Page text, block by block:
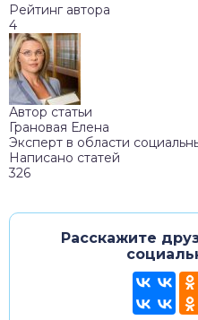
Рейтинг автора
4
Автор статьи
Грановая Елена
Эксперт в области
Написано статей
326
Расскажите